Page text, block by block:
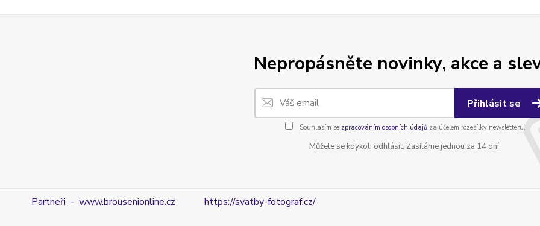
Nepropásněte novinky, akce a
Přihlásit se
Souhlasím se zpracováním osobních údajůza účelem rozesílky newsletteru.
Můžete se kdykoli odhlásit. Zasíláme jednou za 14 dní.
Partneři - www.brousenionline.cz https://svatby-fotograf.cz/